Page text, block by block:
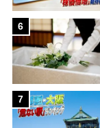
6
7